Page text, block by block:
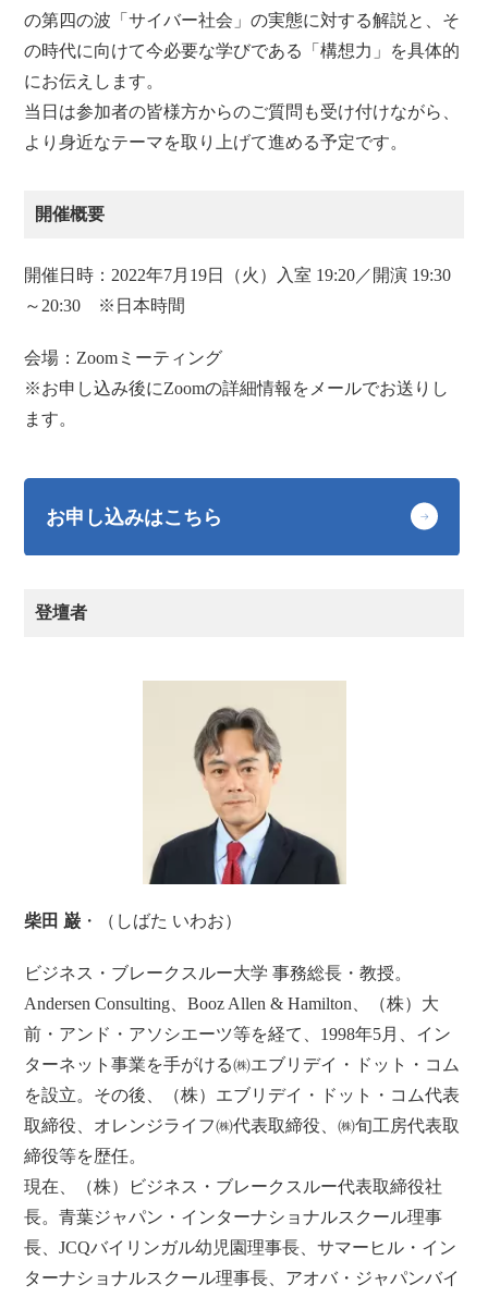
の第四の波「サイバー社会」の実態に対する解説と、そ
の時代に向けて今必要な学びである「構想力」を具体的
にお伝えします。
当日は参加者の皆様方からのご質問も受け付けながら、
より身近なテーマを取り上げて進める予定です。
開催概要
開催日時：2022年7月19日（火）入室 19:20／開演 19:30
～20:30 ※日本時間
会場：Zoomミーティング
※お申し込み後にZoomの詳細情報をメールでお送りし
ます。
お申し込みはこちら
登壇者
柴田 巌 ・（しばた いわお）
ビジネス・ブレークスルー大学 事務総長・教授。
Andersen Consulting、Booz Allen & Hamilton、（株）大
前・アンド・アソシエーツ等を経て、1998年5月、イン
ターネット事業を手がける㈱エブリデイ・ドット・コム
を設立。その後、（株）エブリデイ・ドット・コム代表
取締役、オレンジライフ㈱代表取締役、㈱旬工房代表取
締役等を歴任。
現在、（株）ビジネス・ブレークスルー代表取締役社
長。青葉ジャパン・インターナショナルスクール理事
長、JCQバイリンガル幼児園理事長、サマーヒル・イン
ターナショナルスクール理事長、アオバ・ジャパンバイ